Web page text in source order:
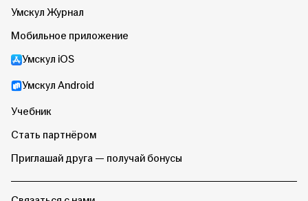
Умскул Журнал
Мобильное приложение
Умскул iOS
Умскул Android
Учебник
Стать партнёром
Приглашай друга — получай бонусы